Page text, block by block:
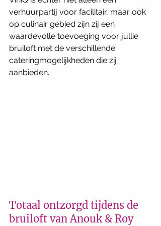
verhuurpartij voor facilitair, maar ook
op culinair gebied zijn zij een
waardevolle toevoeging voor jullie
bruiloft met de verschillende
cateringmogelijkheden die zij
aanbieden.
Totaal ontzorgd tijdens de
bruiloft van Anouk & Roy